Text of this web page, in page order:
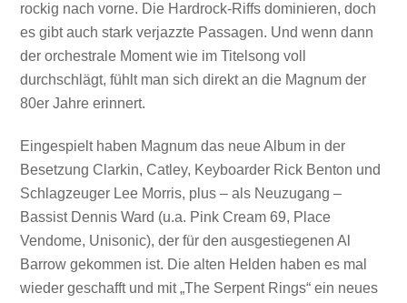
rockig nach vorne. Die Hardrock-Riffs dominieren, doch
es gibt auch stark verjazzte Passagen. Und wenn dann
der orchestrale Moment wie im Titelsong voll
durchschlägt, fühlt man sich direkt an die Magnum der
80er Jahre erinnert.
Eingespielt haben Magnum das neue Album in der
Besetzung Clarkin, Catley, Keyboarder Rick Benton und
Schlagzeuger Lee Morris, plus – als Neuzugang –
Bassist Dennis Ward (u.a. Pink Cream 69, Place
Vendome, Unisonic), der für den ausgestiegenen Al
Barrow gekommen ist. Die alten Helden haben es mal
wieder geschafft und mit „The Serpent Rings“ ein neues